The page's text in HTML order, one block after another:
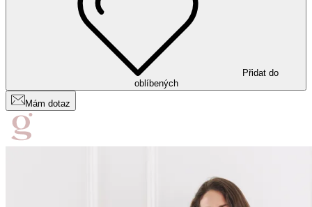
Přidat do
oblíbených
Mám dotaz